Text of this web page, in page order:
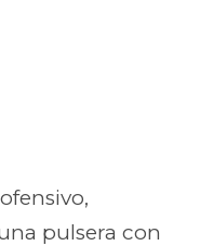
pulsera con